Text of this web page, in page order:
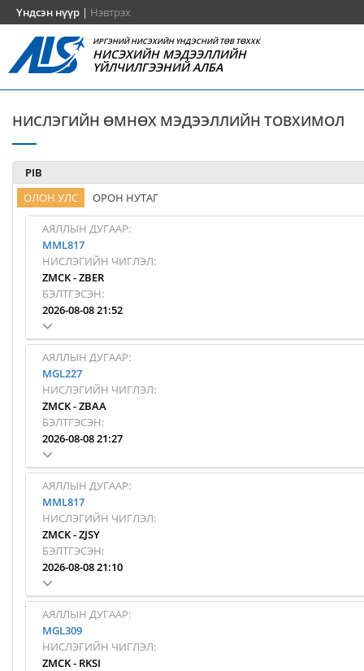
Үндсэн нүүр | Нэвтрэх
ИРГЭНИЙ НИСЭХИЙН ҮНДЭСНИЙ ТӨВ ТӨХХК
НИСЭХИЙН МЭДЭЭЛЛИЙН
ҮЙЛЧИЛГЭЭНИЙ АЛБА
НИСЛЭГИЙН ӨМНӨХ МЭДЭЭЛЛИЙН ТОВХИМОЛ
PIB
ОЛОН УЛС
ОРОН НУТАГ
АЯЛЛЫН ДУГААР:
MML817
НИСЛЭГИЙН ЧИГЛЭЛ:
ZMCK-ZBER
БЭЛТГЭСЭН:
2026-08-08 21:52
АЯЛЛЫН ДУГААР:
MGL227
НИСЛЭГИЙН ЧИГЛЭЛ:
ZMCK-ZBAA
БЭЛТГЭСЭН:
2026-08-08 21:27
АЯЛЛЫН ДУГААР:
MML817
НИСЛЭГИЙН ЧИГЛЭЛ:
ZMCK-ZJSY
БЭЛТГЭСЭН:
2026-08-08 21:10
АЯЛЛЫН ДУГААР:
MGL309
НИСЛЭГИЙН ЧИГЛЭЛ:
ZMCK- RKSI